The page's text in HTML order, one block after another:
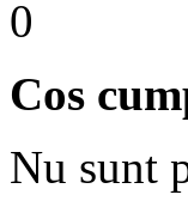
0
Cos
Nu sunt